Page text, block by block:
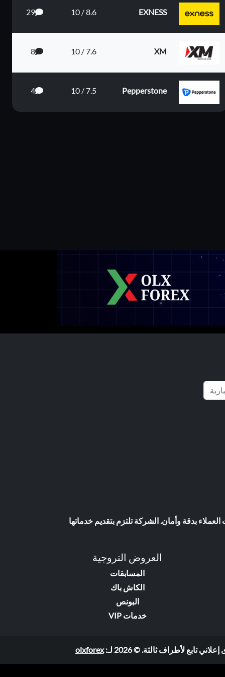
EXNESS
8.6 / 10
29
XM
7.6 / 10
8
Pepperstone
7.5 / 10
4
البعيد
المت...
بدقة وأمان. الشركة تلتزم بتقديم خدماتها
العروض التروجية
المسابقات
الكاش باك
البونص
خدمات VIP
لأطراف ثالثة. © 2026 لـ: olxforex